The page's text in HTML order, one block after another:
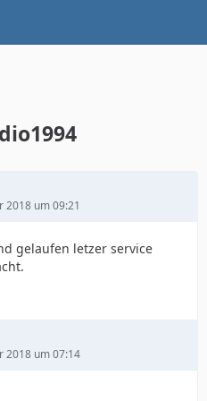
2018 um 09:21
gelaufen letzer service
2018 um 07:14